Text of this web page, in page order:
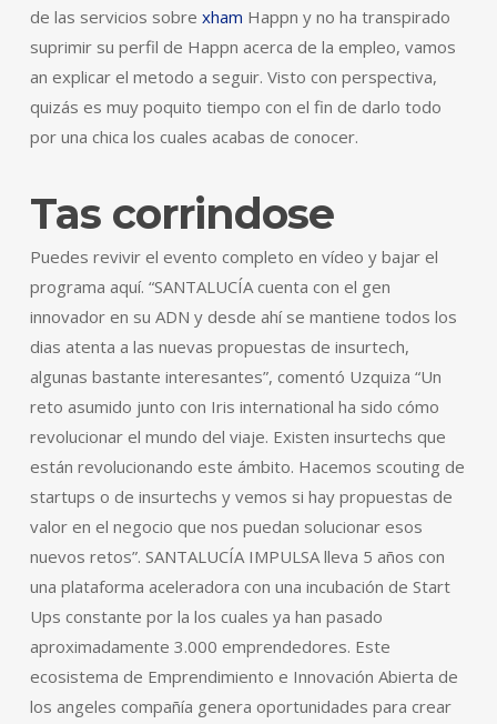
de las servicios sobre xham Happn y no ha transpirado
suprimir su perfil de Happn acerca de la empleo, vamos
an explicar el metodo a seguir. Visto con perspectiva,
quizás es muy poquito tiempo con el fin de darlo todo
por una chica los cuales acabas de conocer.
Tas corrindose
Puedes revivir el evento completo en vídeo y bajar el
programa aquí. “SANTALUCÍA cuenta con el gen
innovador en su ADN y desde ahí se mantiene todos los
dias atenta a las nuevas propuestas de insurtech,
algunas bastante interesantes”, comentó Uzquiza “Un
reto asumido junto con Iris international ha sido cómo
revolucionar el mundo del viaje. Existen insurtechs que
están revolucionando este ámbito. Hacemos scouting de
startups o de insurtechs y vemos si hay propuestas de
valor en el negocio que nos puedan solucionar esos
nuevos retos”. SANTALUCÍA IMPULSA lleva 5 años con
una plataforma aceleradora con una incubación de Start
Ups constante por la los cuales ya han pasado
aproximadamente 3.000 emprendedores. Este
ecosistema de Emprendimiento e Innovación Abierta de
los angeles compañía genera oportunidades para crear